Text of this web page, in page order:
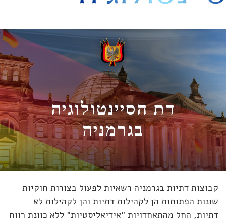
דת הסיינטולוגיה
בגרמניה
דתיות בגרמניה רשאיות לפעול בצורות חוקיות
הפתוחות הן לקהילות דתיות והן לקהילות לא
החל מהתאחדויות ״אידיאליסטיות״ ללא כוונת רווח